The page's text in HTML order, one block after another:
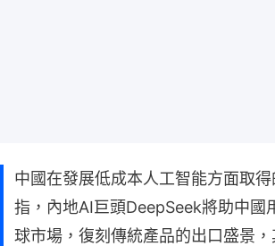
中國在發展低成本人工智能方面取
指，內地AI巨頭DeepSeek將助中國
球市場，復刻傳統產品的出口盛景